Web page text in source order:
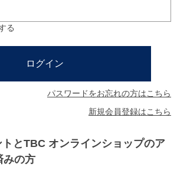
る
パスワードをお忘れの方はこちら
新規会員登録はこちら
とTBC オンラインショップのア
みの方